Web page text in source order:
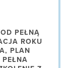
PEŁNĄ
ROKU
PLAN
PEŁNA